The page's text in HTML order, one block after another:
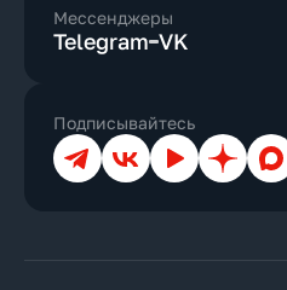
Мессенджеры
Telegram VK
Подписывайтесь
ТелеграмВКонтакте
YouTubeДзен Max